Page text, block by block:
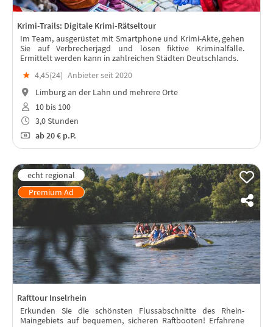
Krimi-Trails: Digitale Krimi-Rätseltour
Im Team, ausgerüstet mit Smartphone und Krimi-Akte, gehen
Sie auf Verbrecherjagd und lösen fiktive Kriminalfälle.
Ermittelt werden kann in zahlreichen Städten Deutschlands.
★ 4,45(24) Anbieter seit 2020
Limburg an der Lahn und mehrere Orte
10 bis 100
3,0 Stunden
ab20 € p.P.
Rafttour Inselrhein
Erkunden Sie die schönsten Flussabschnitte des Rhein-
Maingebiets auf bequemen, sicheren Raftbooten! Erfahrene